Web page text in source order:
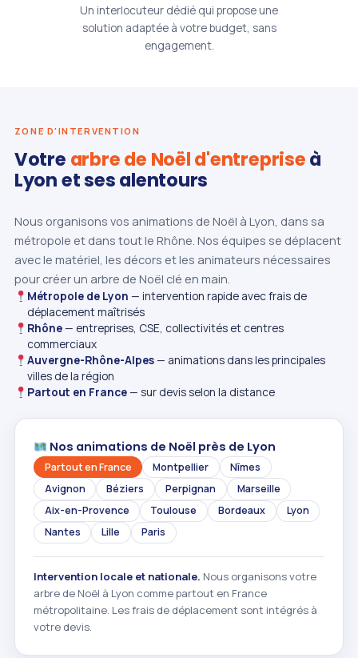
Un interlocuteur dédié qui propose une
solution adaptée à votre budget, sans
engagement.
ZONE D'INTERVENTION
Votre arbre de Noël d'entrepriseà
Lyon et ses alentours
Nous organisons vos animations de Noël à Lyon, dans sa
métropole et dans tout le Rhône. Nos équipes se déplacent
avec le matériel, les décors et les animateurs nécessaires
pour créer un arbre de Noël clé en main.
Métropole de Lyon — intervention rapide avec frais de
déplacement maîtrisés
Rhône— entreprises, CSE, collectivités et centres
commerciaux
Auvergne-Rhône-Alpes— animations dans les principales
villes de la région
Partout en France— sur devis selon la distance
Nos animations de Noël près de Lyon
Partout en France Montpellier
Nîmes
Avignon
Béziers Perpignan
Marseille
Aix-en-Provence
Toulouse Bordeaux
Lyon
Nantes
Lille Paris
Intervention locale et nationale. Nous organisons votre
arbre de Noël à Lyon comme partout en France
métropolitaine. Les frais de déplacement sont intégrés à
votre devis.